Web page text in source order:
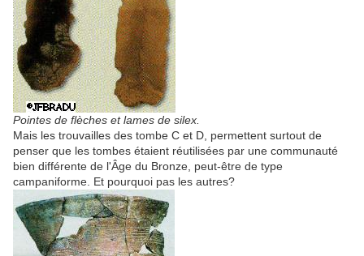
Pointes de flèches et lames de silex.
Mais les trouvailles des tombe C et D, permettent surtout de
penser que les tombes étaient réutilisées par une communauté
bien différente de l'Âge du Bronze, peut-être de type
campaniforme. Et pourquoi pas les autres?